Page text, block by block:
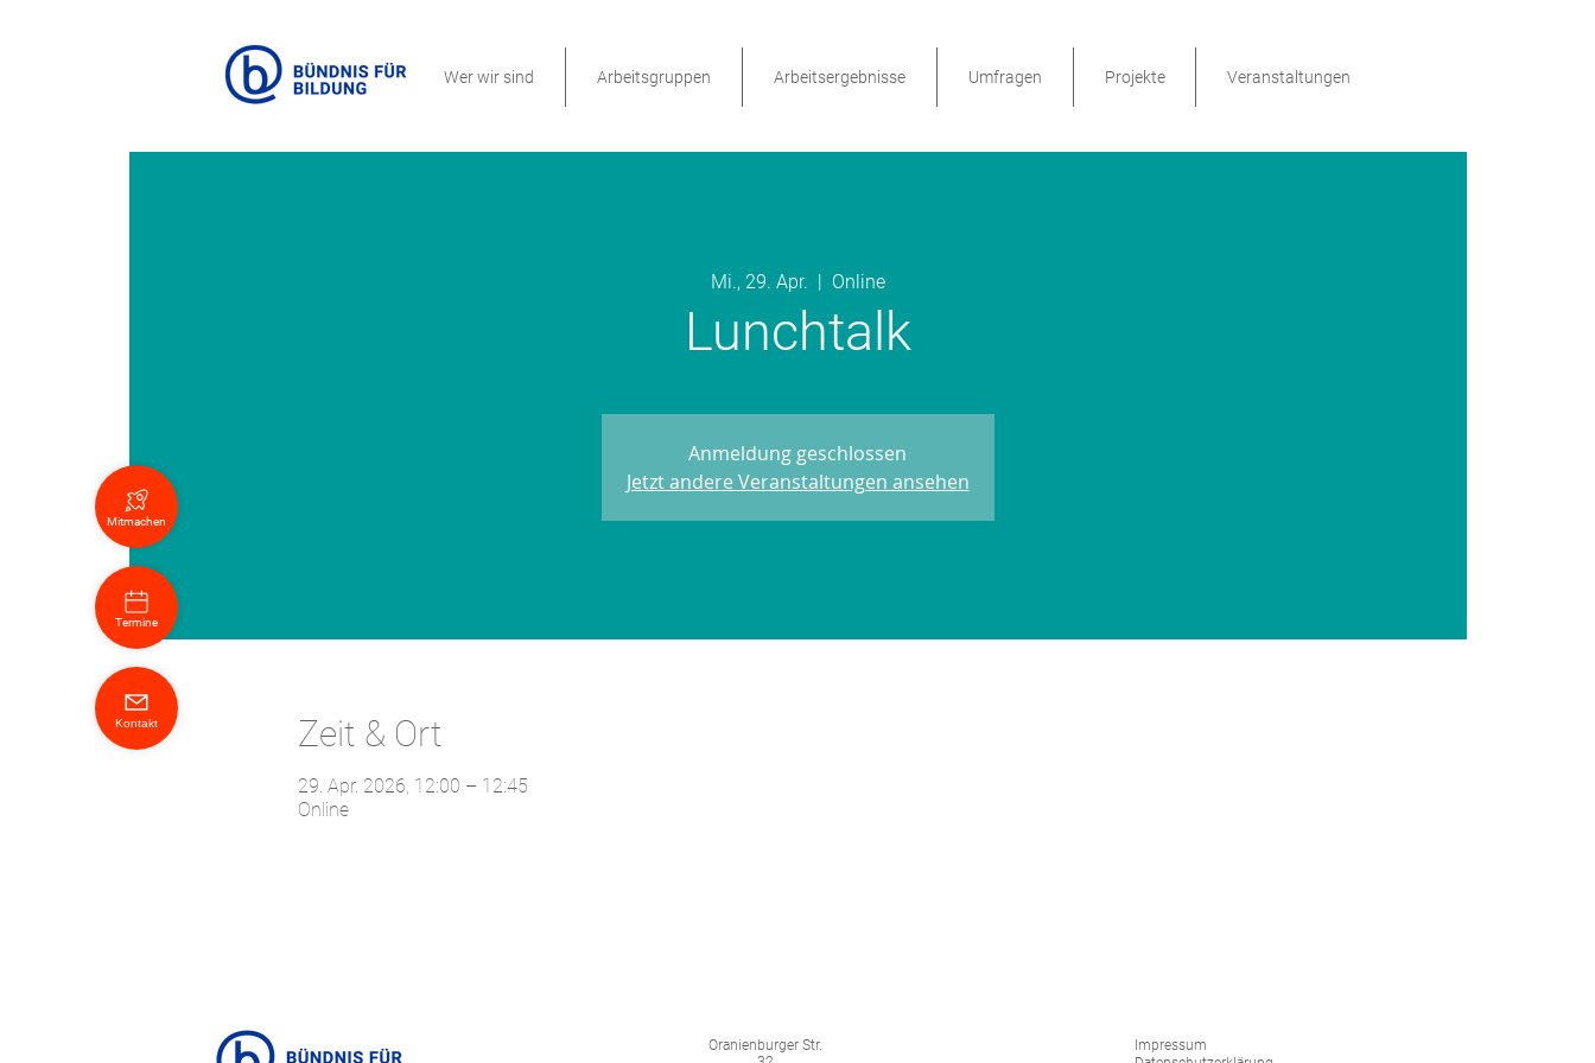
Wer wir sind Arbeitsgruppen Arbeitsergebnisse Umfragen Projekte Veranstaltungen
Mitmachen
Termine
Kontakt
Mi., 29. Apr.
  |
Online
Lunchtalk
Anmeldung geschlossen
Jetzt andere Veranstaltungen ansehen
Zeit & Ort
29. Apr. 2026, 12:00 – 12:45
Online
Oranienburger Str.
Impressum